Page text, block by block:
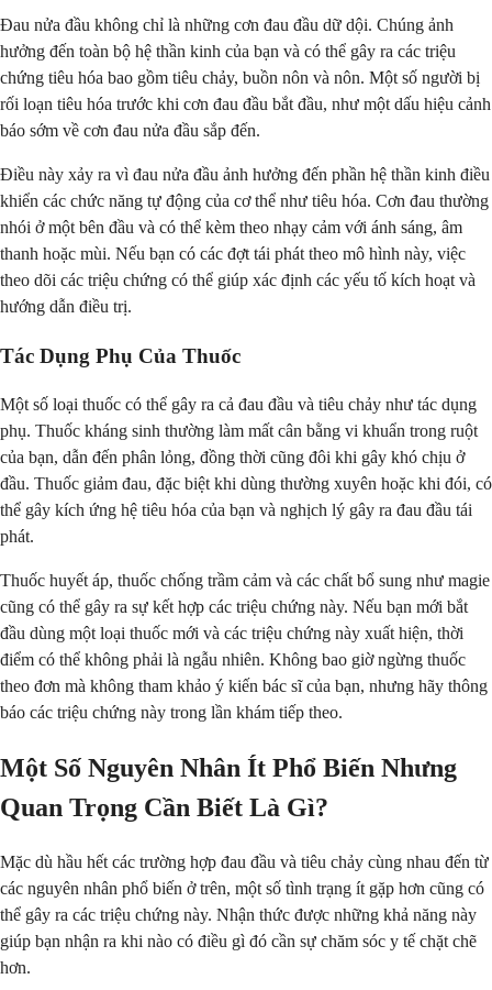
Đau nửa đầu không chỉ là những cơn đau đầu dữ dội. Chúng ảnh
hưởng đến toàn bộ hệ thần kinh của bạn và có thể gây ra các triệu
chứng tiêu hóa bao gồm tiêu chảy, buồn nôn và nôn. Một số người bị
rối loạn tiêu hóa trước khi cơn đau đầu bắt đầu, như một dấu hiệu cảnh
báo sớm về cơn đau nửa đầu sắp đến.
Điều này xảy ra vì đau nửa đầu ảnh hưởng đến phần hệ thần kinh điều
khiển các chức năng tự động của cơ thể như tiêu hóa. Cơn đau thường
nhói ở một bên đầu và có thể kèm theo nhạy cảm với ánh sáng, âm
thanh hoặc mùi. Nếu bạn có các đợt tái phát theo mô hình này, việc
theo dõi các triệu chứng có thể giúp xác định các yếu tố kích hoạt và
hướng dẫn điều trị.
Tác Dụng Phụ Của Thuốc
Một số loại thuốc có thể gây ra cả đau đầu và tiêu chảy như tác dụng
phụ. Thuốc kháng sinh thường làm mất cân bằng vi khuẩn trong ruột
của bạn, dẫn đến phân lỏng, đồng thời cũng đôi khi gây khó chịu ở
đầu. Thuốc giảm đau, đặc biệt khi dùng thường xuyên hoặc khi đói, có
thể gây kích ứng hệ tiêu hóa của bạn và nghịch lý gây ra đau đầu tái
phát.
Thuốc huyết áp, thuốc chống trầm cảm và các chất bổ sung như magie
cũng có thể gây ra sự kết hợp các triệu chứng này. Nếu bạn mới bắt
đầu dùng một loại thuốc mới và các triệu chứng này xuất hiện, thời
điểm có thể không phải là ngẫu nhiên. Không bao giờ ngừng thuốc
theo đơn mà không tham khảo ý kiến bác sĩ của bạn, nhưng hãy thông
báo các triệu chứng này trong lần khám tiếp theo.
Một Số Nguyên Nhân Ít Phổ Biến Nhưng
Quan Trọng Cần Biết Là Gì?
Mặc dù hầu hết các trường hợp đau đầu và tiêu chảy cùng nhau đến từ
các nguyên nhân phổ biến ở trên, một số tình trạng ít gặp hơn cũng có
thể gây ra các triệu chứng này. Nhận thức được những khả năng này
giúp bạn nhận ra khi nào có điều gì đó cần sự chăm sóc y tế chặt chẽ
hơn.